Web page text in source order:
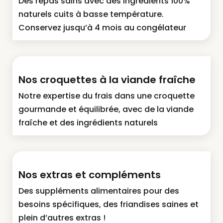
naturels cuits à basse température.
Conservez jusqu’à 4 mois au congélateur
Nos croquettes à la viande fraîche
Notre expertise du frais dans une croquette
gourmande et équilibrée, avec de la viande
fraîche et des ingrédients naturels
Nos extras et compléments
Des suppléments alimentaires pour des
besoins spécifiques, des friandises saines et
plein d’autres extras !